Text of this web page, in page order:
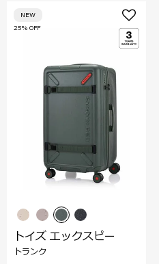
25% OFF
NEW
トイズ エックスピー
トランク